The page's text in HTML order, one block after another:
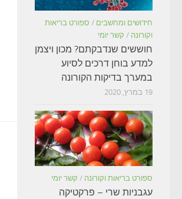
חידושים ומחשבים / ספורט בריאות
וקורונה / קשר יומי
חוששים שנדבקתם? מכון ויצמן
למדע בוחן דרכים לסיוע
במערך בדיקות הקורונה
19 במרץ, 2020
ספורט בריאות וקורונה / קשר יומי
עגבניות שרי – פרקטיקה